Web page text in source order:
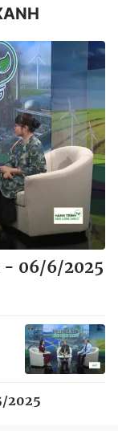
- 06/6/2025
2025